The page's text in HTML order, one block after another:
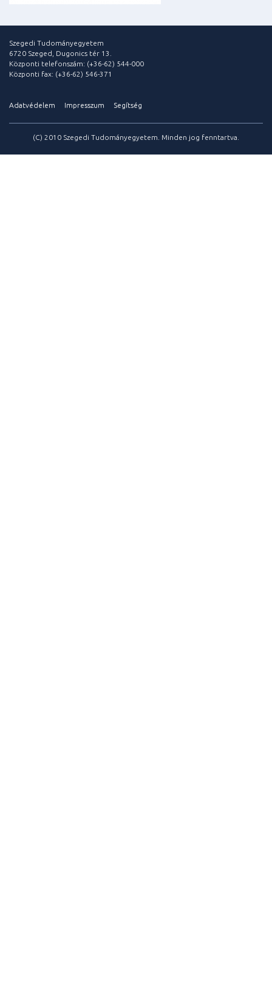
Szegedi Tudományegyetem
6720 Szeged, Dugonics tér 13.
Központi telefonszám: (+36-62) 544-000
Központi fax: (+36-62) 546-371
Adatvédelem Impresszum Segítség
(C) 2010 Szegedi Tudományegyetem. Minden jog fenntartva.